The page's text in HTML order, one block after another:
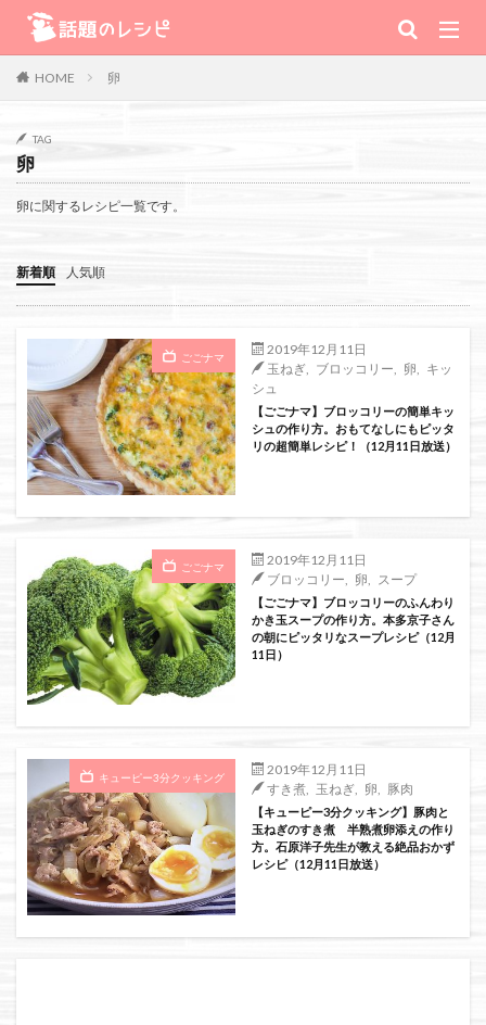
HOME 卵
TAG
卵
卵に関するレシピ一覧です。
新着順 人気順
ごごナマ
2019年12月11日
玉ねぎ
ブロッコリー 卵
キッ
シュ
【ごごナマ】ブロッコリーの簡単キッ
シュの作り方。おもてなしにもピッタ
リの超簡単レシピ！（12月11日放送）
ごごナマ
2019年12月11日
ブロッコリー
卵 スープ
【ごごナマ】ブロッコリーのふんわり
かき玉スープの作り方。本多京子さん
の朝にピッタリなスープレシピ（12月
11日）
キューピー3分クッキング
2019年12月11日
すき煮
玉ねぎ 卵 豚肉
【キューピー3分クッキング】豚肉と
玉ねぎのすき煮 半熟煮卵添えの作り
方。石原洋子先生が教える絶品おかず
レシピ（12月11日放送）
キーワード
TV番組
Warning: Use of undefined constant 番組 - assumed '番組' (this will
throw an Error in a future version of PHP) in
/home/xs111inc/wadai.info/public_html/wp-content/themes/the-
thor-child/searchform-refine.php on line41
絞り込み検索